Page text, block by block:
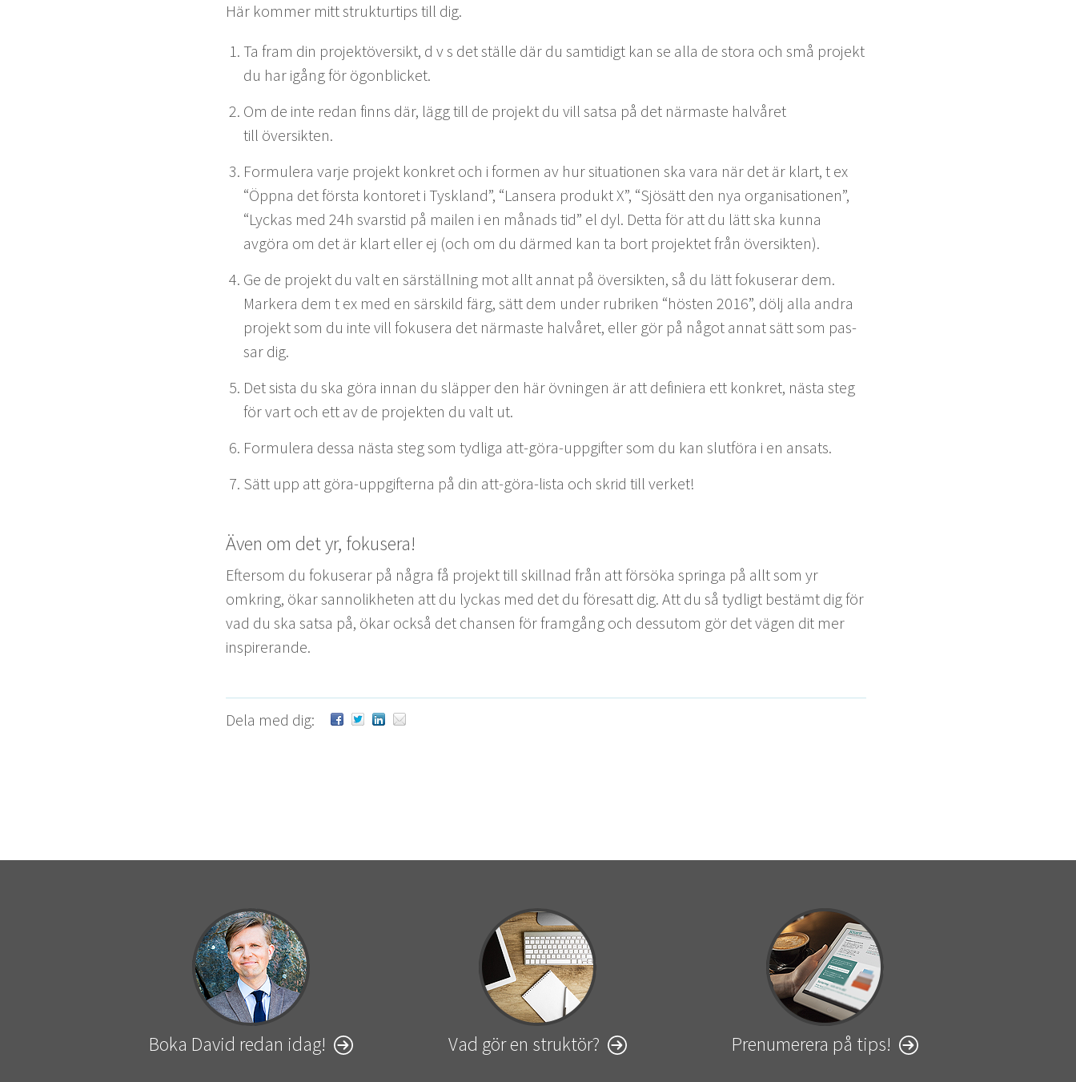
Här kom­mer mitt struk­tur­tips till dig.
Ta fram din pro­jek­töver­sikt, d v s det ställe där du sam­tidigt kan se alla de sto­ra och små pro­jekt
du har igång för ögonblicket.
Om de inte redan finns där, lägg till de pro­jekt du vill sat­sa på det när­maste halvåret
till översikten.
For­mulera var­je pro­jekt konkret och i for­men av hur sit­u­a­tio­nen ska vara när det är klart, t ex
“Öpp­na det förs­ta kon­toret i Tysk­land”, “Lansera pro­dukt X”, “Sjösätt den nya organ­i­sa­tio­nen”,
“Lyckas med 24h svarstid på mailen i en månads tid” el dyl. Det­ta för att du lätt ska kun­na
avgöra om det är klart eller ej (och om du därmed kan ta bort pro­jek­tet från översikten).
Ge de pro­jekt du valt en särställ­ning mot allt annat på över­sik­ten, så du lätt fokuser­ar dem.
Mark­era dem t ex med en särskild färg, sätt dem under rubriken “hösten 2016”, dölj alla andra
pro­jekt som du inte vill fokusera det när­maste halvåret, eller gör på något annat sätt som pas­
sar dig.
Det sista du ska göra innan du släp­per den här övnin­gen är att definiera ett konkret, näs­ta steg
för vart och ett av de pro­jek­ten du valt ut.
For­mulera dessa näs­ta steg som tydli­ga att-göra-uppgifter som du kan slut­föra i en ansats.
Sätt upp att göra-uppgifter­na på din att-göra-lista och skrid till verket!
Även om det yr, fokusera!
Efter­som du fokuser­ar på några få pro­jekt till skill­nad från att försö­ka springa på allt som yr
omkring, ökar san­no­likheten att du lyckas med det du före­satt dig. Att du så tydligt bestämt dig för
vad du ska sat­sa på, ökar ock­så det chansen för framgång och dessu­tom gör det vägen dit mer
inspirerande.
Dela med dig:
Boka David redan idag! Vad gör en struktör? Prenumerera på tips!